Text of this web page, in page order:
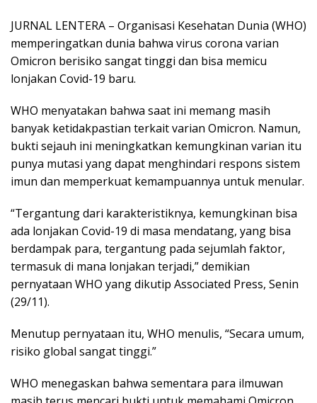
JURNAL LENTERA – Organisasi Kesehatan Dunia (WHO)
memperingatkan dunia bahwa virus corona varian
Omicron berisiko sangat tinggi dan bisa memicu
lonjakan Covid-19 baru.
WHO menyatakan bahwa saat ini memang masih
banyak ketidakpastian terkait varian Omicron. Namun,
bukti sejauh ini meningkatkan kemungkinan varian itu
punya mutasi yang dapat menghindari respons sistem
imun dan memperkuat kemampuannya untuk menular.
“Tergantung dari karakteristiknya, kemungkinan bisa
ada lonjakan Covid-19 di masa mendatang, yang bisa
berdampak para, tergantung pada sejumlah faktor,
termasuk di mana lonjakan terjadi,” demikian
pernyataan WHO yang dikutip Associated Press, Senin
(29/11).
Menutup pernyataan itu, WHO menulis, “Secara umum,
risiko global sangat tinggi.”
WHO menegaskan bahwa sementara para ilmuwan